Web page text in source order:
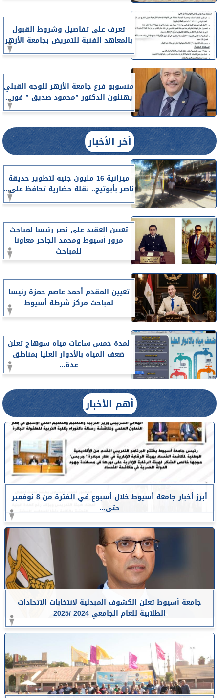
تعرف على تفاصيل وشروط القبول
بالمعاهد الفنية للتمريض بجامعة الأزهر
منسوبو فرع جامعة الأزهر للوجه القبلي
يهنئون الدكتور ”محمود صديق ” فور...
آخر الأخبار
ميزانية 16 مليون جنيه لتطوير حديقة
ناصر بأبوتيج.. نقلة حضارية تحافظ على...
تعيين العقيد على نصر رئيسا لمباحث
مرور أسيوط ومحمد الجاحر معاونا
للمباحث
تعيين المقدم أحمد عاصم حمزة رئيسا
لمباحث مركز شرطة أسيوط
لمدة خمس ساعات مياه سوهاج تعلن
ضعف المياه بالأدوار العليا بمناطق
عدة...
أهم الأخبار
أبرز أخبار جامعة أسيوط خلال أسبوع في الفترة من 8 نوفمبر
حتى...
جامعة أسيوط تعلن الكشوف المبدئية لانتخابات الاتحادات
الطلابية للعام الجامعي 2024 /2025